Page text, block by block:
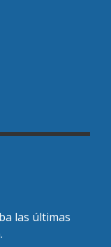
las últimas